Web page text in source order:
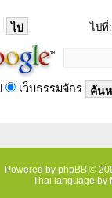
ไปที่:
เว็บธรรมจักร
Powered by phpBB ©
Thai language by